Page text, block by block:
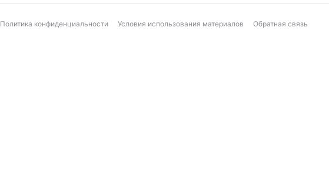
Политика конфиденциальности Условия использования материалов Обратная связь